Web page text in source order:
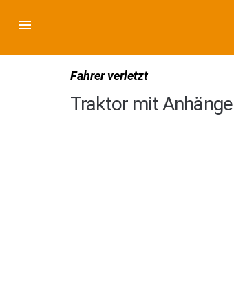
Fahrer verletzt
Traktor mit